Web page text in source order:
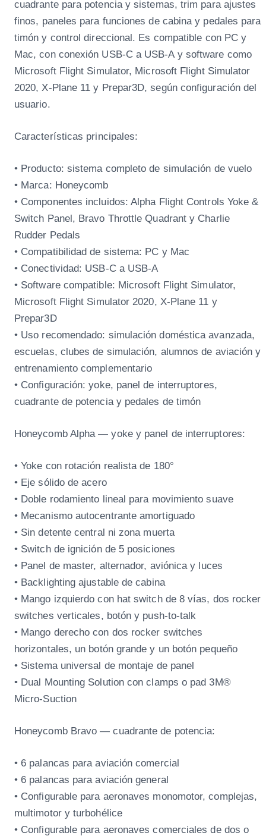
cuadrante para potencia y sistemas, trim para ajustes
finos, paneles para funciones de cabina y pedales para
timón y control direccional. Es compatible con PC y
Mac, con conexión USB-C a USB-A y software como
Microsoft Flight Simulator, Microsoft Flight Simulator
2020, X-Plane 11 y Prepar3D, según configuración del
usuario.
Características principales:
• Producto: sistema completo de simulación de vuelo
• Marca: Honeycomb
• Componentes incluidos: Alpha Flight Controls Yoke &
Switch Panel, Bravo Throttle Quadrant y Charlie
Rudder Pedals
• Compatibilidad de sistema: PC y Mac
• Conectividad: USB-C a USB-A
• Software compatible: Microsoft Flight Simulator,
Microsoft Flight Simulator 2020, X-Plane 11 y
Prepar3D
• Uso recomendado: simulación doméstica avanzada,
escuelas, clubes de simulación, alumnos de aviación y
entrenamiento complementario
• Configuración: yoke, panel de interruptores,
cuadrante de potencia y pedales de timón
Honeycomb Alpha — yoke y panel de interruptores:
• Yoke con rotación realista de 180°
• Eje sólido de acero
• Doble rodamiento lineal para movimiento suave
• Mecanismo autocentrante amortiguado
• Sin detente central ni zona muerta
• Switch de ignición de 5 posiciones
• Panel de master, alternador, aviónica y luces
• Backlighting ajustable de cabina
• Mango izquierdo con hat switch de 8 vías, dos rocker
switches verticales, botón y push-to-talk
• Mango derecho con dos rocker switches
horizontales, un botón grande y un botón pequeño
• Sistema universal de montaje de panel
• Dual Mounting Solution con clamps o pad 3M®
Micro-Suction
Honeycomb Bravo — cuadrante de potencia:
• 6 palancas para aviación comercial
• 6 palancas para aviación general
• Configurable para aeronaves monomotor, complejas,
multimotor y turbohélice
• Configurable para aeronaves comerciales de dos o